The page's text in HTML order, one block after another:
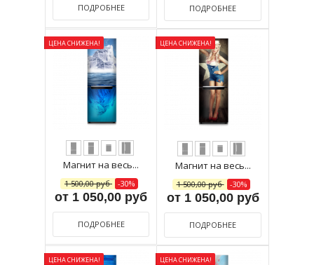
ПОДРОБНЕЕ ПОДРОБНЕЕ
ЦЕНА СНИЖЕНА!
Магнит на весь...
1 500,00 руб -30%
от 1 050,00 руб
ПОДРОБНЕЕ
ЦЕНА СНИЖЕНА!
Магнит на весь...
1 500,00 руб -30%
от 1 050,00 руб
ПОДРОБНЕЕ
ЦЕНА СНИЖЕНА! ЦЕНА СНИЖЕНА!